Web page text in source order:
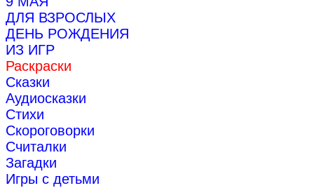
ДЛЯ ВЗРОСЛЫХ
ДЕНЬ РОЖДЕНИЯ
ИЗ ИГР
Раскраски
Сказки
Аудиосказки
Стихи
Скороговорки
Считалки
Загадки
Игры с детьми